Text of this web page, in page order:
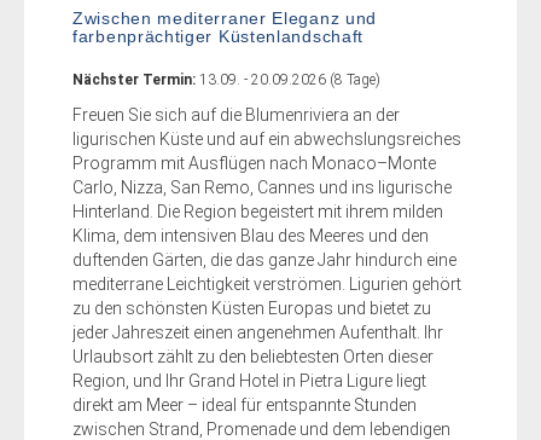
Zwischen mediterraner Eleganz und
farbenprächtiger Küstenlandschaft
Nächster Termin: 13.09. - 20.09.2026 (8 Tage)
Freuen Sie sich auf die Blumenriviera an der
ligurischen Küste und auf ein abwechslungsreiches
Programm mit Ausflügen nach Monaco–Monte
Carlo, Nizza, San Remo, Cannes und ins ligurische
Hinterland. Die Region begeistert mit ihrem milden
Klima, dem intensiven Blau des Meeres und den
duftenden Gärten, die das ganze Jahr hindurch eine
mediterrane Leichtigkeit verströmen. Ligurien gehört
zu den schönsten Küsten Europas und bietet zu
jeder Jahreszeit einen angenehmen Aufenthalt. Ihr
Urlaubsort zählt zu den beliebtesten Orten dieser
Region, und Ihr Grand Hotel in Pietra Ligure liegt
direkt am Meer – ideal für entspannte Stunden
zwischen Strand, Promenade und dem lebendigen